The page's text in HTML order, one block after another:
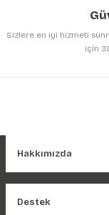
Sizlere en iyi hizmeti
için
Hakkımızda
Destek